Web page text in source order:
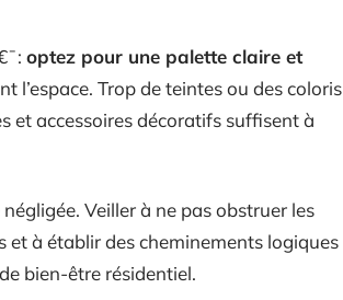
optez pour une palette claire et
l’espace. Trop de teintes ou des coloris
et accessoires décoratifs suffisent à
Veiller à ne pas obstruer les
et à établir des cheminements logiques
bien-être résidentiel.